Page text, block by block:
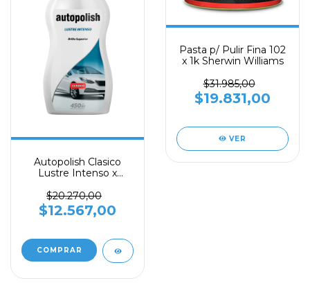
Autopolish Clasico
Lustre Intenso x
$20.270,00
$12.567,00
Pasta p/ Pulir Fina 102
x 1k Sherwin Williams
$31.985,00
$19.831,00
VER